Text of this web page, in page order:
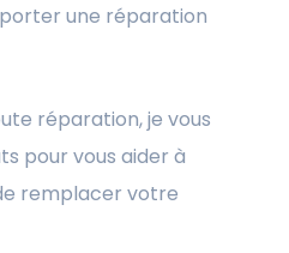
une réparation
réparation, je vous
pour vous aider à
remplacer votre